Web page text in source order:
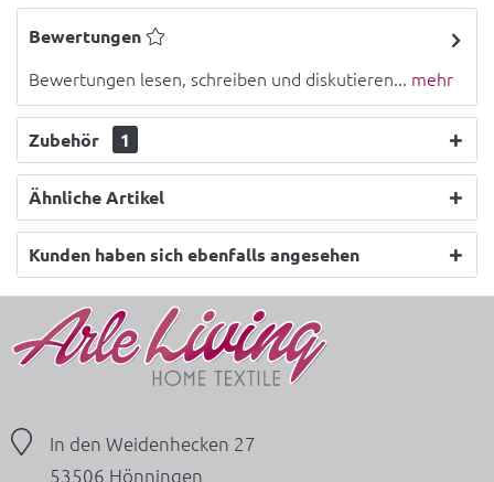
Bewertungen
Bewertungen lesen, schreiben und diskutieren... mehr
Zubehör 1
Ähnliche Artikel
Kunden haben sich ebenfalls angesehen
In den Weidenhecken 27
53506 Hönningen